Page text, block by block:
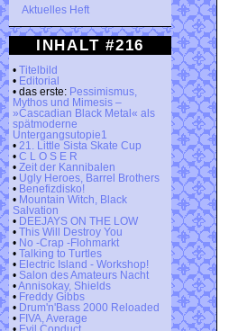
Aktuelles Heft
INHALT #216
• Titelbild
• Editorial
• das erste: Pessimismus,
Mythos und Mimesis –
»Cascadian Black Metal« als
spätmoderne
Untergangsutopie1
• 21. Little Sista Skate Cup
• C L O S E R
• Zeit der Kannibalen
• Ugly Heroes, Barrel Brothers
• Benefizdisko!
• Mountain Witch, Black
Salvation
• DEEJAYS ON THE LOW
• This Will Destroy You
• No -Crap -Flohmarkt
• Talking to Turtles
• Electric Island - Workshop!
• Salon des Amateurs Nacht
•Annisokay, Shields
• Freddy Gibbs
• Drum'n'Bass 2000 Reloaded
• FIVA, Average